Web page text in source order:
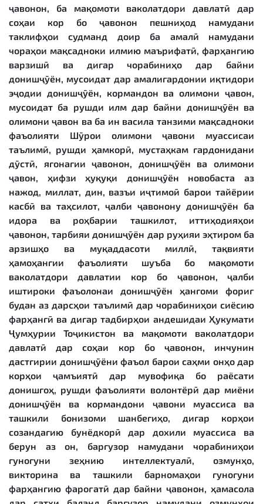
ҷавонон, ба мақомоти ваколатдори давлатӣ дар
соҳаи кор бо ҷавонон пешниҳод намудани
таклифҳои судманд доир ба амалӣ намудани
чораҳои мақсадноки илмию маърифатӣ, фарҳангию
варзишӣ ва дигар чорабиниҳо дар байни
донишҷӯён, мусоидат дар амалигардонии иқтидори
эҷодии донишҷӯён, кормандон ва олимони ҷавон,
мусоидат ба рушди илм дар байни донишҷӯён ва
олимони ҷавон ва ба ин васила танзими мақсадноки
фаъолияти Шӯрои олимони ҷавони муассисаи
таълимӣ, рушди ҳамкорӣ, мустаҳкам гардонидани
дӯстӣ, ягонагии ҷавонон, донишҷӯён ва олимони
ҷавон, ҳифзи ҳуқуқи донишҷӯён новобаста аз
нажод, миллат, дин, вазъи иҷтимоӣ барои тайёрии
касбӣ ва таҳсилот, ҷалби ҷавонону донишҷӯён ба
идора ва роҳбарии ташкилот, иттиҳодияҳои
ҷавонон, тарбияи донишҷӯён дар руҳияи эҳтиром ба
арзишҳо ва муқаддасоти миллӣ, тақвияти
ҳамоҳангии фаъолияти шуъба бо мақомоти
ваколатдори давлатии кор бо ҷавонон, ҷалби
иштироки фаъолонаи донишҷӯён ҳангоми фориғ
будан аз дарсҳои таълимӣ дар чорабиниҳои сиёсию
фарҳангӣ ва дигар тадбирҳои андешидаи Ҳукумати
Ҷумҳурии Тоҷикистон ва мақомоти ваколатдори
давлатӣ дар соҳаи кор бо ҷавонон, инчунин
дастгирии донишҷӯёни фаъол барои саҳми онҳо дар
корҳои ҷамъиятӣ дар мувофиқа бо раёсати
донишгоҳ, рушди фаъолияти волонтёрӣ дар миёни
донишҷӯён ва кормандони ҷавони муассиса ва
ташкили бонизоми шанбегиҳо, дигар корҳои
созандагию бунёдкорӣ дар дохили муассиса ва
берун аз он, баргузор намудани чорабиниҳои
гуногуни зеҳнию интеллектуалӣ, озмунҳо,
викторина ва ташкили барномаҳои гуногуни
фарҳангию фароғатӣ дар байни ҷавонон, ҳамасола